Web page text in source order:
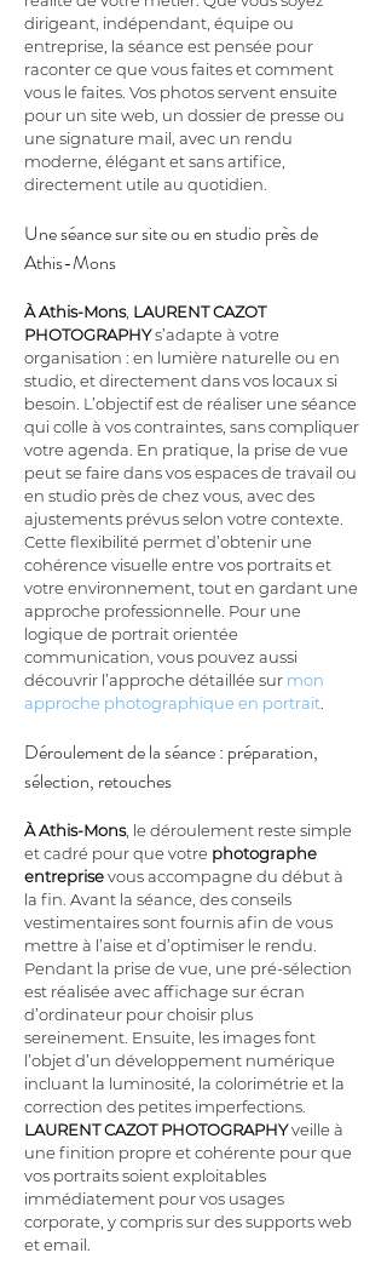
dirigeant, indépendant, équipe ou
entreprise, la séance est pensée pour
raconter ce que vous faites et comment
vous le faites. Vos photos servent ensuite
pour un site web, un dossier de presse ou
une signature mail, avec un rendu
moderne, élégant et sans artifice,
directement utile au quotidien.
Une séance sur site ou en studio près de
Athis-Mons
À Athis-Mons, LAURENT CAZOT
PHOTOGRAPHY s’adapte à votre
organisation : en lumière naturelle ou en
studio, et directement dans vos locaux si
besoin. L’objectif est de réaliser une séance
qui colle à vos contraintes, sans compliquer
votre agenda. En pratique, la prise de vue
peut se faire dans vos espaces de travail ou
en studio près de chez vous, avec des
ajustements prévus selon votre contexte.
Cette flexibilité permet d’obtenir une
cohérence visuelle entre vos portraits et
votre environnement, tout en gardant une
approche professionnelle. Pour une
logique de portrait orientée
communication, vous pouvez aussi
découvrir l’approche détaillée sur mon
approche photographique en portrait
Déroulement de la séance : préparation,
sélection, retouches
À Athis-Mons, le déroulement reste simple
et cadré pour que votre photographe
entreprise vous accompagne du début à
la fin. Avant la séance, des conseils
vestimentaires sont fournis afin de vous
mettre à l’aise et d’optimiser le rendu.
Pendant la prise de vue, une pré-sélection
est réalisée avec affichage sur écran
d’ordinateur pour choisir plus
sereinement. Ensuite, les images font
l’objet d’un développement numérique
incluant la luminosité, la colorimétrie et la
correction des petites imperfections.
LAURENT CAZOT PHOTOGRAPHY veille à
une finition propre et cohérente pour que
vos portraits soient exploitables
immédiatement pour vos usages
corporate, y compris sur des supports web
et email.